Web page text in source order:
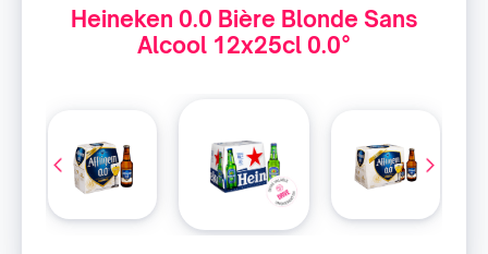
Heineken 0.0 Bière Blonde Sans
Alcool 12x25cl 0.0°